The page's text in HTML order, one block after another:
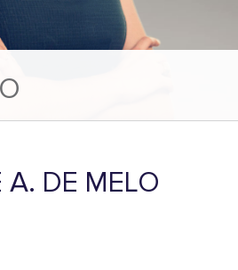
A. DE MELO